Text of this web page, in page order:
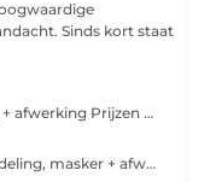
Sinds kort staat
Reiniging, na advies keuze behandeling + afwerking Prijzen kunnen afwijken na keuze behandeling
Dieptereiniging, na advies keuze behandeling, masker + afwerking Prijzen kunnen afwijken na keuze behandeling